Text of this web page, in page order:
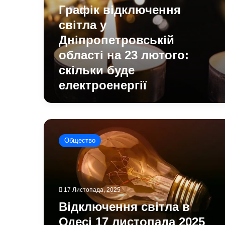
Графік відключення
світла у
Дніпропетровській
області на 23 лютого:
скільки буде
електроенергії
Відключення
світла
Общество
17 Листопада, 2025
Відключення світла в
Одесі 17 листопада 2025